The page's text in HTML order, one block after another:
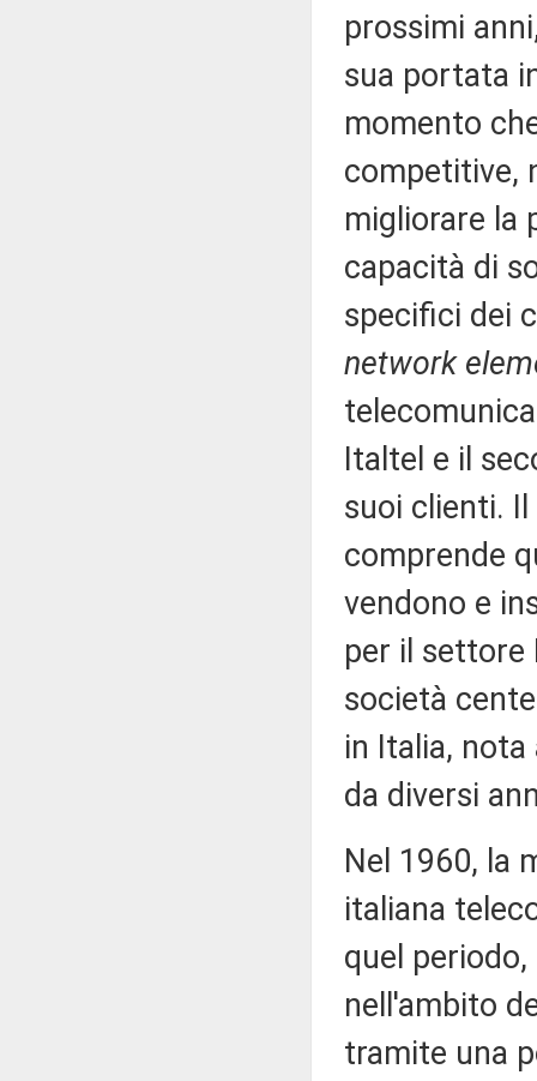
prossimi
sua portata
momento
competitive,
migliorare la
capacità di
specifici dei
network
Italtel e il
suoi clienti.
comprende
vendono e
per il settore
società
in Italia,
da diversi
Nel 1960, la
italiana
quel
nell'ambito
tramite una